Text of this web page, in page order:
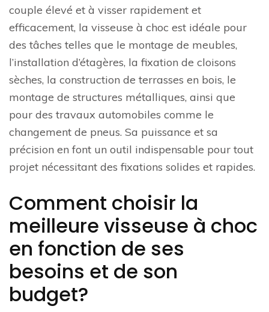
couple élevé et à visser rapidement et
efficacement, la visseuse à choc est idéale pour
des tâches telles que le montage de meubles,
l’installation d’étagères, la fixation de cloisons
sèches, la construction de terrasses en bois, le
montage de structures métalliques, ainsi que
pour des travaux automobiles comme le
changement de pneus. Sa puissance et sa
précision en font un outil indispensable pour tout
projet nécessitant des fixations solides et rapides.
Comment choisir la
meilleure visseuse à choc
en fonction de ses
besoins et de son
budget?